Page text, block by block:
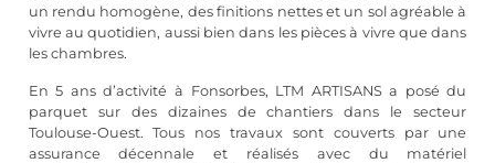
un rendu homogène, des finitions nettes et un sol agréable à
vivre au quotidien, aussi bien dans les pièces à vivre que dans
les chambres.
En 5 ans d’activité à Fonsorbes, LTM ARTISANS a posé du
parquet sur des dizaines de chantiers dans le secteur
Toulouse-Ouest. Tous nos travaux sont couverts par une
assurance décennale et réalisés avec du matériel